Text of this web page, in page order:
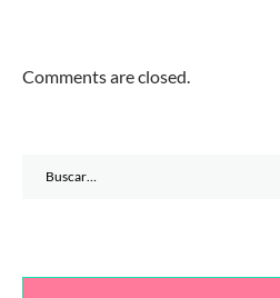
Comments are closed.